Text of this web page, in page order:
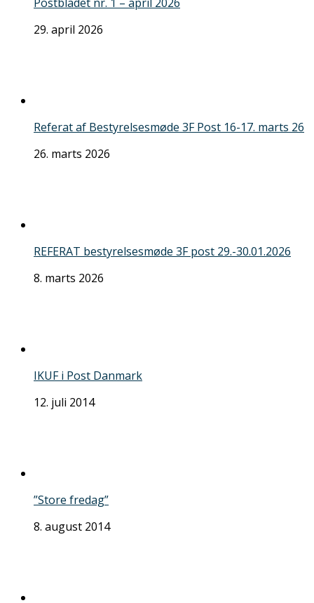
29. april 2026
Referat af Bestyrelsesmøde 3F Post 16-17. marts 26
26. marts 2026
REFERAT bestyrelsesmøde 3F post 29.-30.01.2026
8. marts 2026
IKUF i Post Danmark
12. juli 2014
”Store fredag”
8. august 2014